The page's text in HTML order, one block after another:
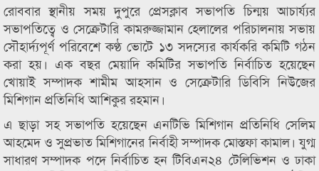
রোববার স্থানীয় সময় দুপুরে প্রেসক্লাব সভাপতি চিন্ময় আচার্য্যর
সভাপতিত্বে ও সেক্রেটারি কামরুজ্জামান হেলালের পরিচালনায় সভায়
সৌহার্দ্যপূর্ণ পরিবেশে কণ্ঠ ভোটে ১৩ সদস্যের কার্যকরি কমিটি গঠন
করা হয়। এক বছর মেয়াদি কমিটির সভাপতি নির্বাচিত হয়েছেন
খোয়াই সম্পাদক শামীম আহসান ও সেক্রেটারি ডিবিসি নিউজের
মিশিগান প্রতিনিধি আশিকুর রহমান।
এ ছাড়া সহ সভাপতি হয়েছেন এনটিভি মিশিগান প্রতিনিধি সেলিম
আহমেদ ও সুপ্রভাত মিশিগানের নির্বাহী সম্পাদক মোস্তফা কামাল। যুগ্ম
সাধারণ সম্পাদক পদে নির্বাচিত হন টিবিএন২৪ টেলিভিশন ও ঢাকা